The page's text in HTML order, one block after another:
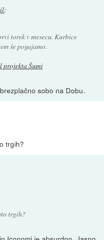
:
torek v mesecu. Kurbice
še pogajamo.
projekta Šumi
sobo na Dobu.
trgih?
trgih?